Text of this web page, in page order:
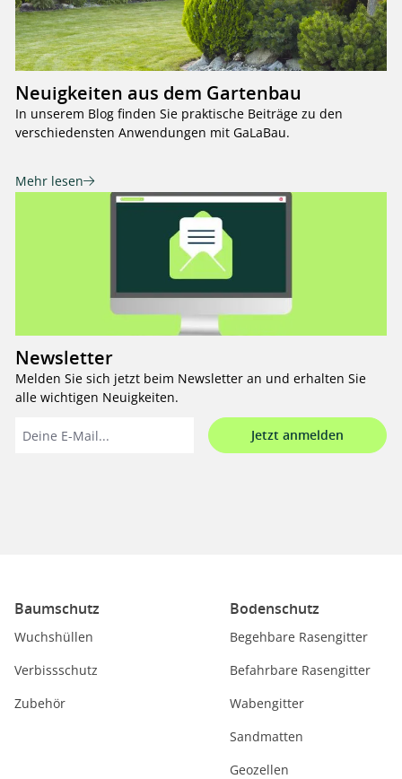
Neuigkeiten aus dem Gartenbau
In unserem Blog finden Sie praktische Beiträge zu den
verschiedensten Anwendungen mit GaLaBau.
Mehr lesen
Newsletter
Melden Sie sich jetzt beim Newsletter an und erhalten Sie
alle wichtigen Neuigkeiten.
Jetzt anmelden
Baumschutz
Wuchshüllen
Verbissschutz
Zubehör
Bodenschutz
Begehbare Rasengitter
Befahrbare Rasengitter
Wabengitter
Sandmatten
Geozellen